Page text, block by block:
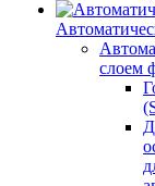
слоем